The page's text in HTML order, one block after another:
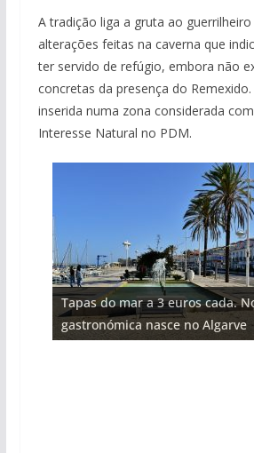
A tradição liga a gruta ao
alterações feitas na caverna que
ter servido de refúgio, embora não
concretas da presença do
inserida numa zona considerada
Interesse Natural no PDM.
Tapas do mar a 3 euros cada.
gastronómica nasce no Algarve
Tempestades roubam areia de
arribas em risco no Algarve (com
Projeto milionário: investimento
milhões de euros na
hotéis (com vídeo)
Foto do dia: uma cidade
entre redes e fábricas
Milagre da água. Fontes
Algarve voltam a ter vida (com